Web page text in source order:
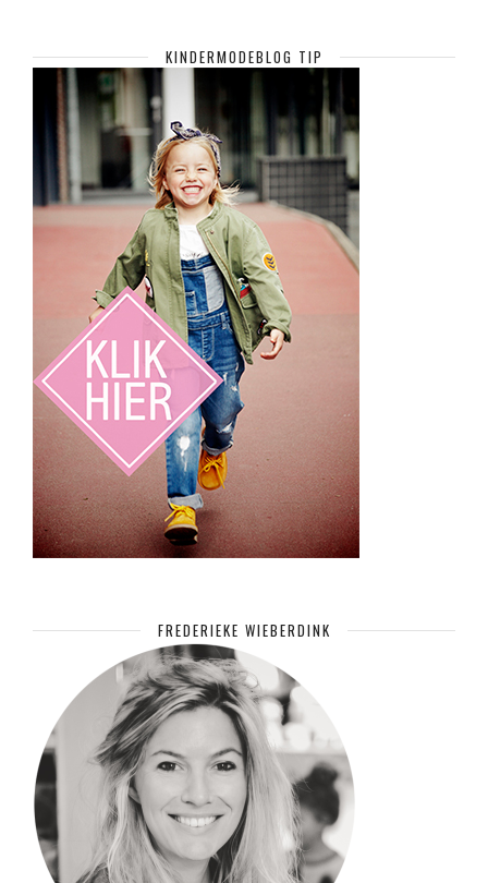
KINDERMODEBLOG TIP
FREDERIEKE WIEBERDINK